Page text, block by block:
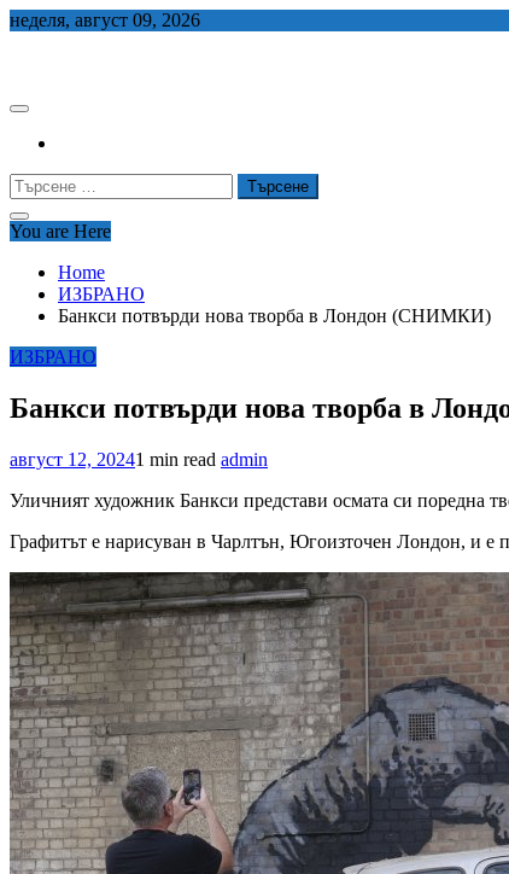
Skip
неделя, август 09, 2026
Търсене
за:
You are Here
Home
ИЗБРАНО
Банкси потвърди нова творба в Лондон (СНИМКИ)
ИЗБРАНО
Банкси потвърди нова творба в
август 12, 20241 min read admin
Уличният художник Банкси представи осмата си поредна
Графитът е нарисуван в Чарлтън, Югоизточен Лондон, и е